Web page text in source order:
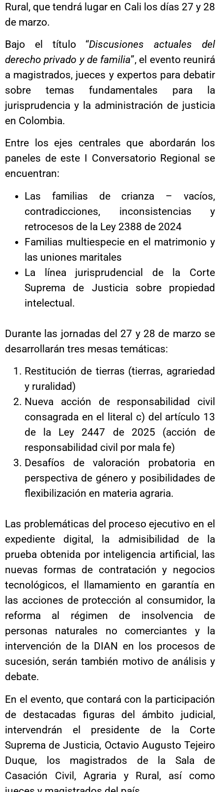
Rural, que tendrá lugar en Cali los días 27 y 28
de marzo.
Bajo el título “Discusiones actuales del
derecho privado y de familia”, el evento reunirá
a magistrados, jueces y expertos para debatir
sobre temas fundamentales para la
jurisprudencia y la administración de justicia
en Colombia.
Entre los ejes centrales que abordarán los
paneles de este I Conversatorio Regional se
encuentran:
Las familias de crianza – vacíos,
contradicciones, inconsistencias y
retrocesos de la Ley 2388 de 2024
Familias multiespecie en el matrimonio y
las uniones maritales
La línea jurisprudencial de la Corte
Suprema de Justicia sobre propiedad
intelectual.
Durante las jornadas del 27 y 28 de marzo se
desarrollarán tres mesas temáticas:
Restitución de tierras (tierras, agrariedad
y ruralidad)
Nueva acción de responsabilidad civil
consagrada en el literal c) del artículo 13
de la Ley 2447 de 2025 (acción de
responsabilidad civil por mala fe)
Desafíos de valoración probatoria en
perspectiva de género y posibilidades de
flexibilización en materia agraria.
Las problemáticas del proceso ejecutivo en el
expediente digital, la admisibilidad de la
prueba obtenida por inteligencia artificial, las
nuevas formas de contratación y negocios
tecnológicos, el llamamiento en garantía en
las acciones de protección al consumidor, la
reforma al régimen de insolvencia de
personas naturales no comerciantes y la
intervención de la DIAN en los procesos de
sucesión, serán también motivo de análisis y
debate.
En el evento, que contará con la participación
de destacadas figuras del ámbito judicial,
intervendrán el presidente de la Corte
Suprema de Justicia, Octavio Augusto Tejeiro
Duque, los magistrados de la Sala de
Casación Civil, Agraria y Rural, así como